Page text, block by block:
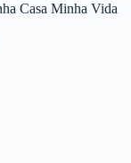
Casa Minha Vida